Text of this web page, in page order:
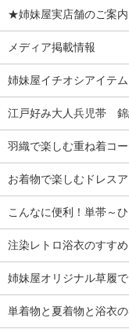
★姉妹屋実店舗のご案内
メディア掲載情報
姉妹屋イチオシアイテ
江戸好み大人兵児帯 錦
羽織で楽しむ重ね着コ
お着物で楽しむドレス
こんなに便利！単帯～
注染レトロ浴衣のすすめ
姉妹屋オリジナル草履
単着物と夏着物と浴衣